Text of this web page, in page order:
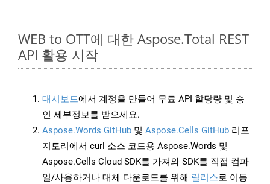
WEB to OTT에 대한 Aspose.Total REST
API 활용 시작
대시보드에서 계정을 만들어 무료 API 할당량 및 승
인 세부정보를 받으세요.
Aspose.Words GitHub 및 Aspose.Cells GitHub 리포
지토리에서 curl 소스 코드용 Aspose.Words 및
Aspose.Cells Cloud SDK를 가져와 SDK를 직접 컴파
일/사용하거나 대체 다운로드를 위해 릴리스로 이동